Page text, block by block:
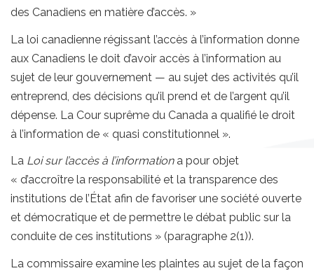
des Canadiens en matière d’accès. »
La loi canadienne régissant l’accès à l’information donne
aux Canadiens le doit d’avoir accès à l’information au
sujet de leur gouvernement — au sujet des activités qu’il
entreprend, des décisions qu’il prend et de l’argent qu’il
dépense. La Cour suprême du Canada a qualifié le droit
à l’information de « quasi constitutionnel ».
La Loi sur l’accès à l’informationa pour objet
« d’accroître la responsabilité et la transparence des
institutions de l’État afin de favoriser une société ouverte
et démocratique et de permettre le débat public sur la
conduite de ces institutions » (paragraphe 2(1)).
La commissaire examine les plaintes au sujet de la façon